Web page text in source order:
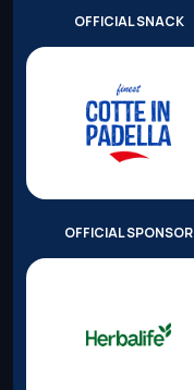
OFFICIAL SNACK
OFFICIAL SPONSOR